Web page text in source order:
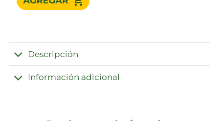
Descripción
Información adicional